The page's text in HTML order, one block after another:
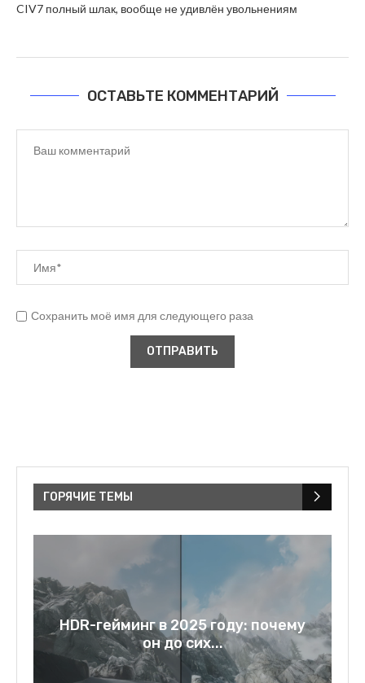
CIV7 полный шлак, вообще не удивлён увольнениям
ОСТАВЬТЕ КОММЕНТАРИЙ
Сохранить моё имя для следующего раза
ГОРЯЧИЕ ТЕМЫ
HDR-гейминг в 2025 году: почему
он до сих...